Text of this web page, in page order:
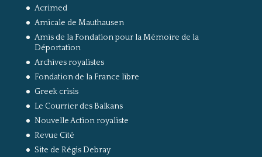
Acrimed
Amicale de Mauthausen
Amis de la Fondation pour la Mémoire de la
Déportation
Archives royalistes
Fondation de la France libre
Greek crisis
Le Courrier des Balkans
Nouvelle Action royaliste
Revue Cité
Site de Régis Debray